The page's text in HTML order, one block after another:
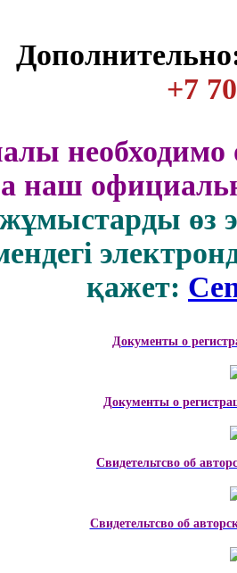
+7
необходимо
наш
өз
қажет:
Документы о
Документы о
Свидетельтсво об
Свидетельтсво об